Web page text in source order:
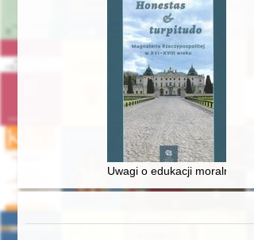
Uwagi o edukacji moralnej